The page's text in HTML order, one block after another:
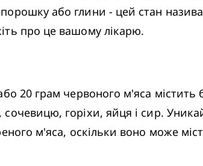
або глини - цей стан
про це вашому лікарю.
20 грам червоного м'яса містить
горіхи, яйця і сир.
м'яса, оскільки воно може